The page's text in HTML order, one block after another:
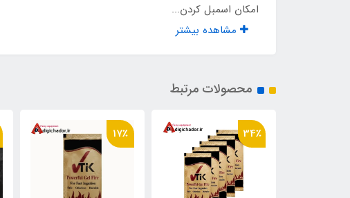
امکان اسمبل کردن...
مشاهده بیشتر
محصولات مرتبط
34٪ 17٪